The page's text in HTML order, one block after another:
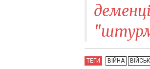
ТЕГИ ВІЙНА